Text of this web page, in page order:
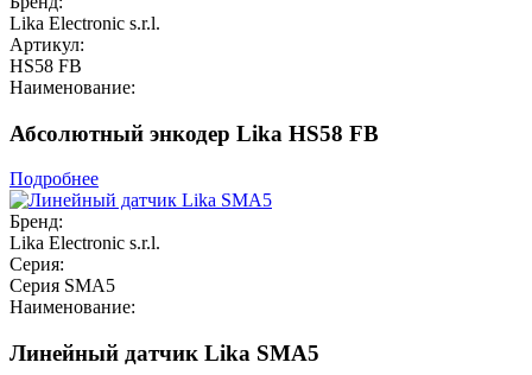
Lika Electronic s.r.l.
Артикул:
HS58 FB
Наименование:
Абсолютный энкодер Lika HS58 FB
Подробнее
Бренд:
Lika Electronic s.r.l.
Серия:
Серия SMA5
Наименование:
Линейный датчик Lika SMA5